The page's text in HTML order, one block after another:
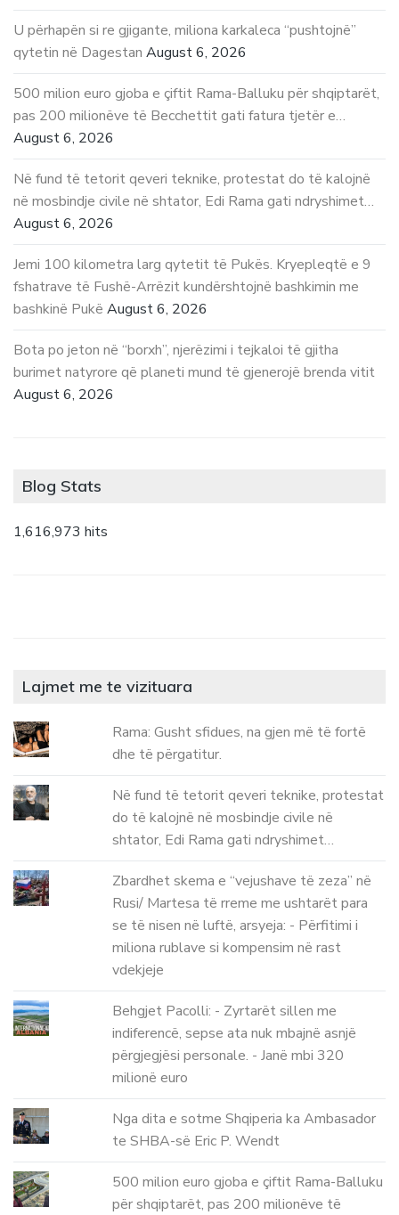
U përhapën si re gjigante, miliona karkaleca “pushtojnë”
qytetin në Dagestan August 6, 2026
500 milion euro gjoba e çiftit Rama-Balluku për shqiptarët,
pas 200 milionëve të Becchettit gati fatura tjetër e…
August 6, 2026
Në fund të tetorit qeveri teknike, protestat do të kalojnë
në mosbindje civile në shtator, Edi Rama gati ndryshimet…
August 6, 2026
Jemi 100 kilometra larg qytetit të Pukës. Kryepleqtë e 9
fshatrave të Fushë-Arrëzit kundërshtojnë bashkimin me
bashkinë Pukë August 6, 2026
Bota po jeton në “borxh”, njerëzimi i tejkaloi të gjitha
burimet natyrore që planeti mund të gjenerojë brenda vitit
August 6, 2026
Blog Stats
1,616,973 hits
Lajmet me te vizituara
Rama: Gusht sfidues, na gjen më të fortë
dhe të përgatitur.
Në fund të tetorit qeveri teknike, protestat
do të kalojnë në mosbindje civile në
shtator, Edi Rama gati ndryshimet…
Zbardhet skema e “vejushave të zeza” në
Rusi/ Martesa të rreme me ushtarët para
se të nisen në luftë, arsyeja: - Përfitimi i
miliona rublave si kompensim në rast
vdekjeje
Behgjet Pacolli: - Zyrtarët sillen me
indiferencë, sepse ata nuk mbajnë asnjë
përgjegjësi personale. - Janë mbi 320
milionë euro
Nga dita e sotme Shqiperia ka Ambasador
te SHBA-së Eric P. Wendt
500 milion euro gjoba e çiftit Rama-Balluku
për shqiptarët, pas 200 milionëve të